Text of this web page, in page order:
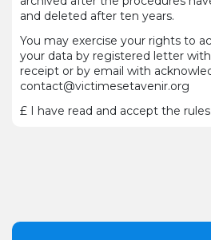
and deleted after ten years.
You may exercise your rights to
your data by registered letter with
receipt or by email with
contact@victimesetavenir.org
£ I have read and accept the rules